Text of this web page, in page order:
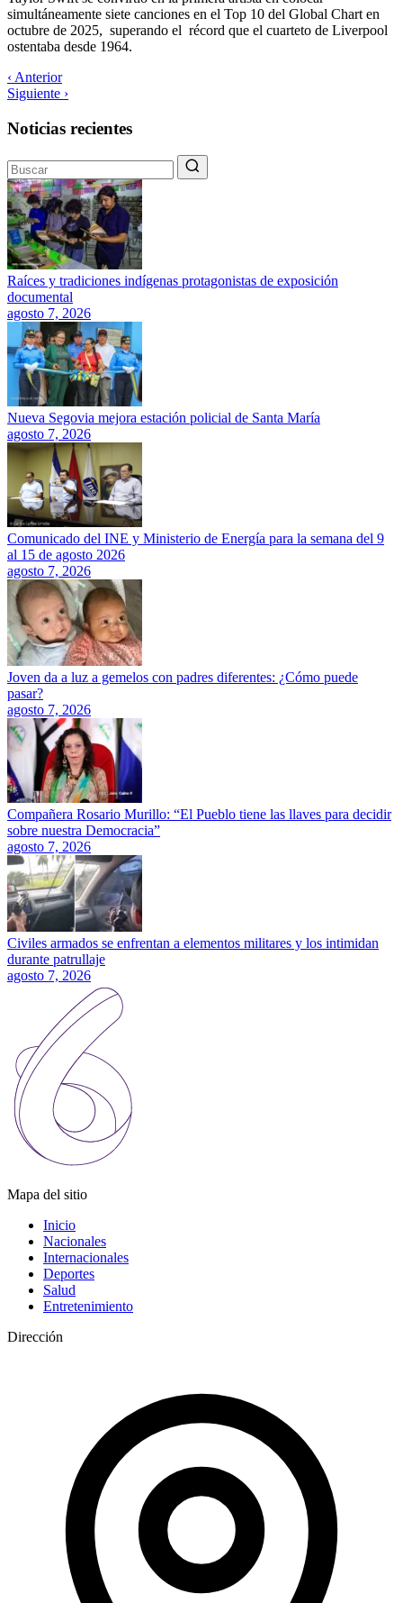
simultáneamente siete canciones en el Top 10 del Global Chart en
octubre de 2025, superando el récord que el cuarteto de Liverpool
ostentaba desde 1964.
‹ Anterior
Siguiente ›
Noticias recientes
Raíces y tradiciones indígenas protagonistas de exposición
documental
agosto 7, 2026
Nueva Segovia mejora estación policial de Santa María
agosto 7, 2026
Comunicado del INE y Ministerio de Energía para la semana del 9
al 15 de agosto 2026
agosto 7, 2026
Joven da a luz a gemelos con padres diferentes: ¿Cómo puede
pasar?
agosto 7, 2026
Compañera Rosario Murillo: “El Pueblo tiene las llaves para decidir
sobre nuestra Democracia”
agosto 7, 2026
Civiles armados se enfrentan a elementos militares y los intimidan
durante patrullaje
agosto 7, 2026
Mapa del sitio
Inicio
Nacionales
Internacionales
Deportes
Salud
Entretenimiento
Dirección